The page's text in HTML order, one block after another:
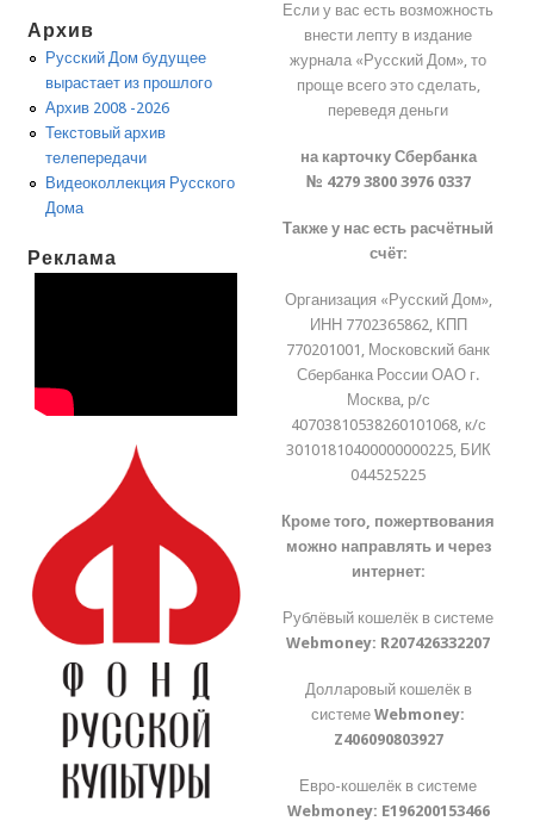
Архив
Русский Дом будущее
вырастает из прошлого
Архив 2008 -2026
Текстовый архив
телепередачи
Видеоколлекция Русского
Дома
Реклама
Если у вас есть возможность
внести лепту в издание
журнала «Русский Дом», то
проще всего это сделать,
переведя деньги
на карточку Сбербанка
№ 4279 3800 3976 0337
Также у нас есть расчётный
счёт:
Организация «Русский Дом»,
ИНН 7702365862, КПП
770201001, Московский банк
Сбербанка России ОАО г.
Москва, р/с
40703810538260101068, к/с
30101810400000000225, БИК
044525225
Кроме того, пожертвования
можно направлять и через
интернет:
Рублёвый кошелёк в системе
Webmoney: R207426332207
Долларовый кошелёк в
системеWebmoney:
Z406090803927
Евро-кошелёк в системе
Webmoney: E196200153466